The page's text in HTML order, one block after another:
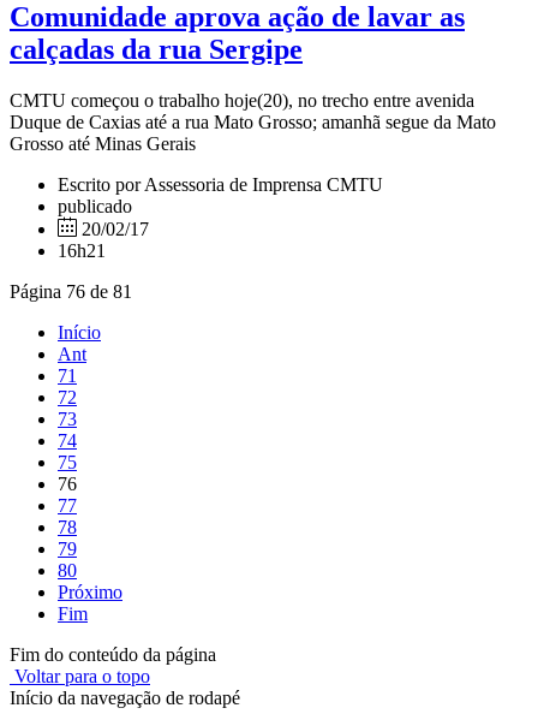
Comunidade aprova ação de lavar as
calçadas da rua Sergipe
CMTU começou o trabalho hoje(20), no trecho entre avenida
Duque de Caxias até a rua Mato Grosso; amanhã segue da Mato
Grosso até Minas Gerais
Escrito por Assessoria de Imprensa CMTU
publicado
20/02/17
16h21
Página 76 de 81
Início
Ant
71
72
73
74
75
76
77
78
79
80
Próximo
Fim
Fim do conteúdo da página
Voltar para o topo
Início da navegação de rodapé